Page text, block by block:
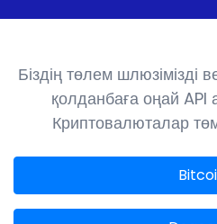
Біздің төлем шлюзімізді
қолданбаға оңай API
Криптовалюталар